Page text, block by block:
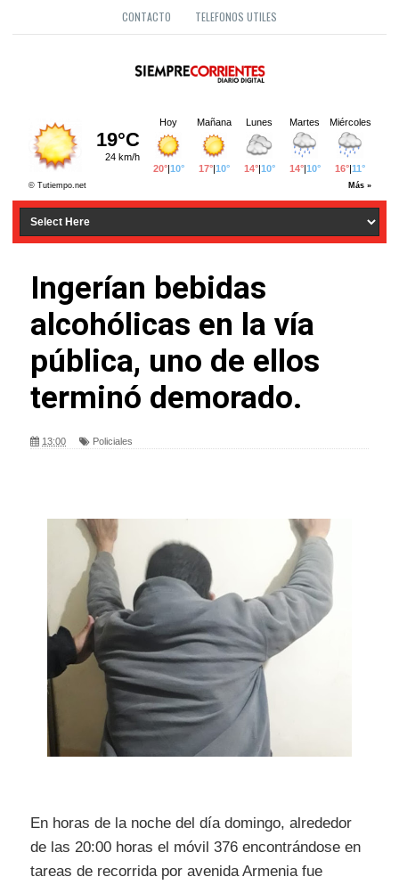
CONTACTO TELEFONOS UTILES
Ingerían bebidas
alcohólicas en la vía
pública, uno de ellos
terminó demorado.
13:00 Policiales
En horas de la noche del día domingo, alrededor
de las 20:00 horas el móvil 376 encontrándose en
tareas de recorrida por avenida Armenia fue